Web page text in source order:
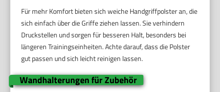
Für mehr Komfort bieten sich weiche Handgriffpolster an, die
sich einfach über die Griffe ziehen lassen. Sie verhindern
Druckstellen und sorgen für besseren Halt, besonders bei
längeren Trainingseinheiten. Achte darauf, dass die Polster
gut passen und sich leicht reinigen lassen.
Wandhalterungen für Zubehör